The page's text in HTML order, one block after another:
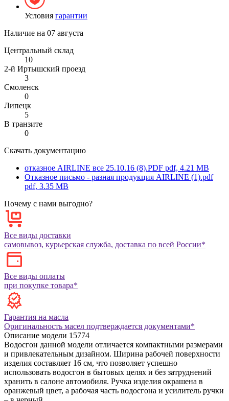
Условия гарантии
Наличие на 07 августа
Центральный склад
10
2-й Иртышский проезд
3
Смоленск
0
Липецк
5
В транзите
0
Скачать документацию
отказное AIRLINE все 25.10.16 (8).PDF pdf, 4.21 MB
Отказное письмо - разная продукция AIRLINE (1).pdf
pdf, 3.35 MB
Почему с нами выгодно?
Все виды доставки
самовывоз, курьерская служба, доставка по всей России*
Все виды оплаты
при покупке товара*
Гарантия на масла
Оригинальность масел подтверждается документами*
Описание модели 15774
Водосгон данной модели отличается компактными размерами
и привлекательным дизайном. Ширина рабочей поверхности
изделия составляет 16 см, что позволяет успешно
использовать водосгон в бытовых целях и без затруднений
хранить в салоне автомобиля. Ручка изделия окрашена в
оранжевый цвет, а рабочая часть водосгона и усилитель ручки